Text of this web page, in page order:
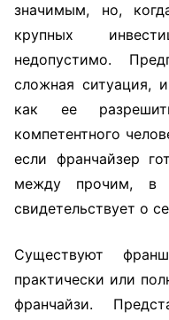
значимым, но,
крупных
недопустимо.
сложная ситуация,
как ее
компетентного
если франчайзер
между прочим, в
свидетельствует о
Существуют
практически или
франчайзи.